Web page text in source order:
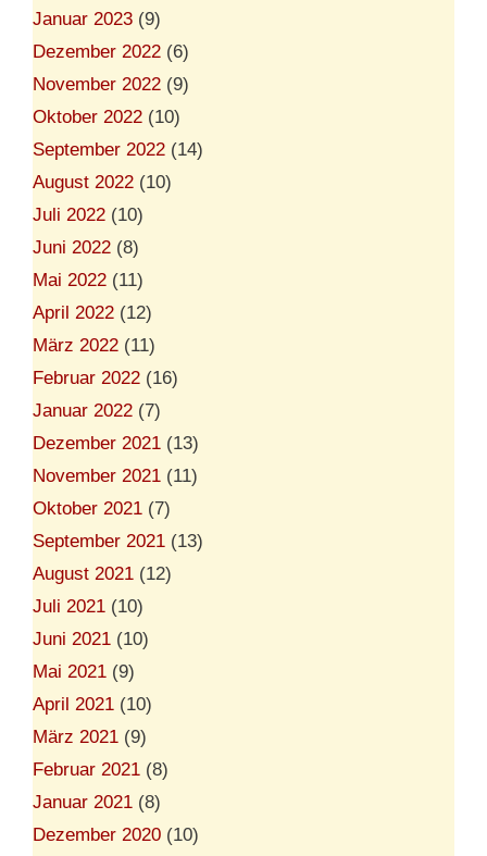
Januar 2023 (9)
Dezember 2022 (6)
November 2022 (9)
Oktober 2022 (10)
September 2022 (14)
August 2022 (10)
Juli 2022 (10)
Juni 2022 (8)
Mai 2022 (11)
April 2022 (12)
März 2022 (11)
Februar 2022 (16)
Januar 2022 (7)
Dezember 2021 (13)
November 2021 (11)
Oktober 2021 (7)
September 2021 (13)
August 2021 (12)
Juli 2021 (10)
Juni 2021 (10)
Mai 2021 (9)
April 2021 (10)
März 2021 (9)
Februar 2021 (8)
Januar 2021 (8)
Dezember 2020 (10)